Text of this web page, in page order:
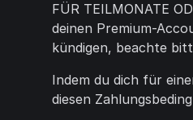
FÜR TEILMONATE
deinen Premium-
kündigen, beachte
Indem du dich für
diesen